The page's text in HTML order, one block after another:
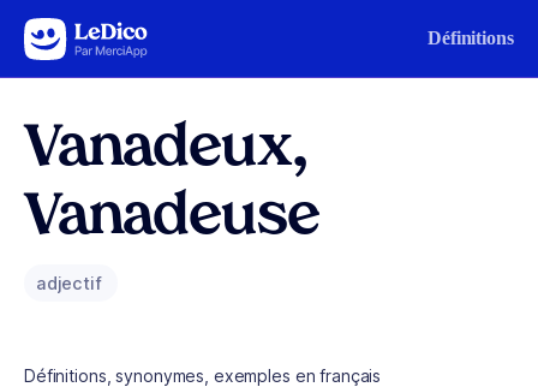
Aller au contenu Définitions
Vanadeux,
Vanadeuse
adjectif
Définitions, synonymes, exemples en français